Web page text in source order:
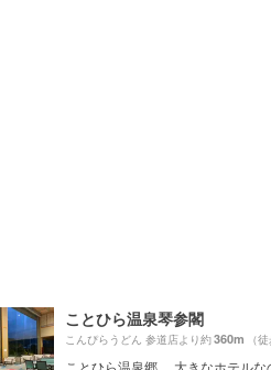
ことひら温泉琴参閣
こんぴらうどん 参道店より約360m （
ことひら温泉郷。 大きなホテルな